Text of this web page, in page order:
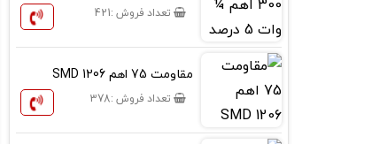
تعداد فروش :421
مقاومت 75 اهم SMD 1206
تعداد فروش :378